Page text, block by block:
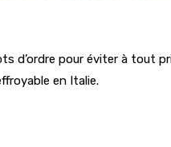
d’ordre pour éviter à tout
en Italie.